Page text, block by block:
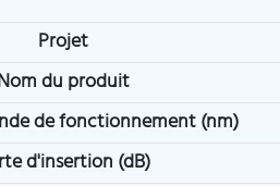
Projet
du produit
de fonctionnement (nm)
d'insertion (dB)